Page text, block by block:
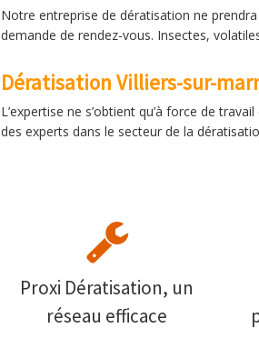
Notre entreprise de dératisation ne
demande de rendez-vous. Insectes,
Dératisation Villiers-sur-
L’expertise ne s’obtient qu’à force de
des experts dans le secteur de la
Proxi Dératisation, un
réseau efficace